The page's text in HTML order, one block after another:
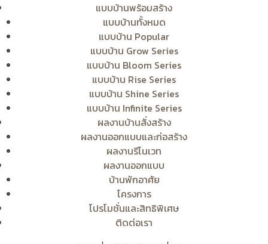
แบบบ้านพร้อมสร้าง
แบบบ้านทั้งหมด
แบบบ้าน Popular
แบบบ้าน Grow Series
แบบบ้าน Bloom Series
แบบบ้าน Rise Series
แบบบ้าน Shine Series
แบบบ้าน Infinite Series
ผลงานบ้านสั่งสร้าง
ผลงานออกแบบและก่อสร้าง
ผลงานรีโนเวท
ผลงานออกแบบ
บ้านพักอาศัย
โครงการ
โปรโมชั่นและสิทธิพิเศษ
ติดต่อเรา